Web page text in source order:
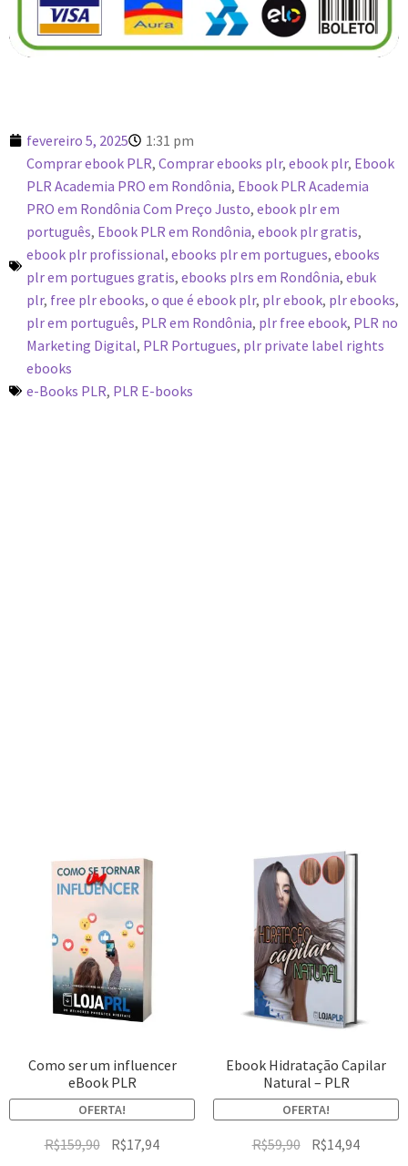
fevereiro 5, 2025
1:31 pm
Comprar ebook PLR, Comprar ebooks plr, ebook plr, Ebook
PLR Academia PRO em Rondônia, Ebook PLR Academia
PRO em Rondônia Com Preço Justo, ebook plr em
português, Ebook PLR em Rondônia, ebook plr gratis,
ebook plr profissional, ebooks plr em portugues, ebooks
plr em portugues gratis, ebooks plrs em Rondônia, ebuk
plr, free plr ebooks, o que é ebook plr, plr ebook, plr ebooks,
plr em português, PLR em Rondônia, plr free ebook, PLR no
Marketing Digital, PLR Portugues, plr private label rights
ebooks
e-Books PLR, PLR E-books
Como ser um influencer
eBook PLR
OFERTA!
R$159,90 R$17,94
Ebook Hidratação Capilar
Natural – PLR
OFERTA!
R$59,90 R$14,94